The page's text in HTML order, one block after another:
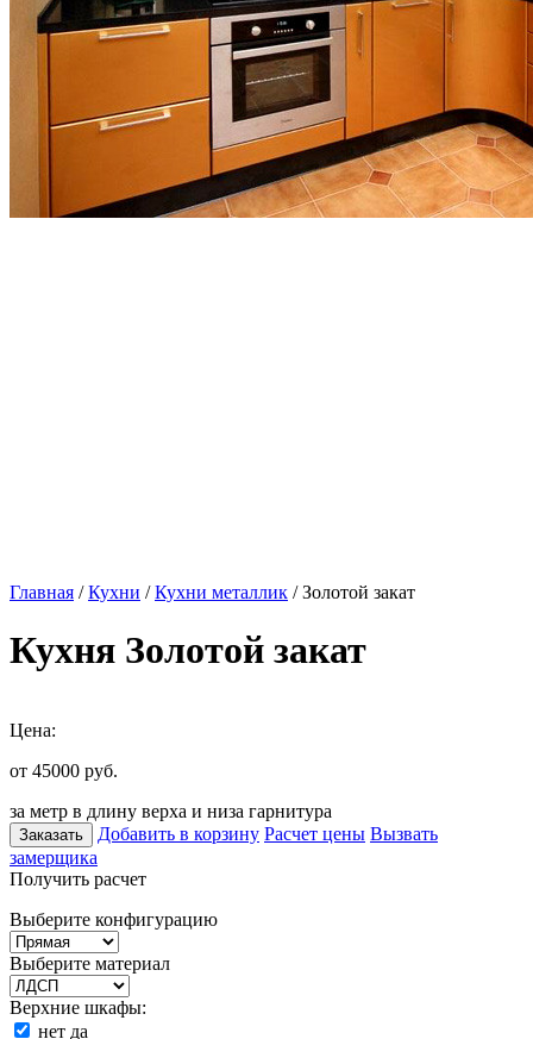
Главная /Кухни /Кухни металлик / Золотой закат
Кухня Золотой закат
Цена:
от 45000 руб.
за метр в длину верха и низа гарнитура
Заказать Добавить в корзину Расчет цены Вызвать
замерщика
Получить расчет
Выберите конфигурацию
Выберите материал
Верхние шкафы:
нет да